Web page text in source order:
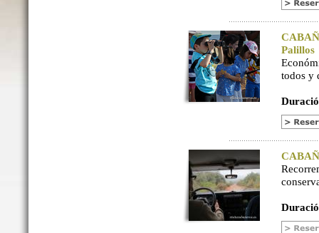
Palillos
todos y